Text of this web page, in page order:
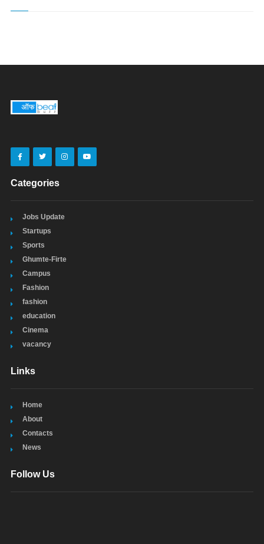
Categories
Jobs Update
Startups
Sports
Ghumte-Firte
Campus
Fashion
fashion
education
Cinema
vacancy
Links
Home
About
Contacts
News
Follow Us